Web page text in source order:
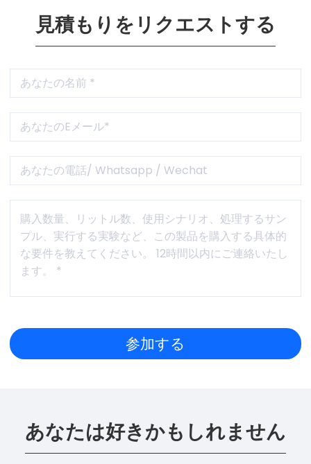
見積もりをリクエストする
あなたは好きかもしれません